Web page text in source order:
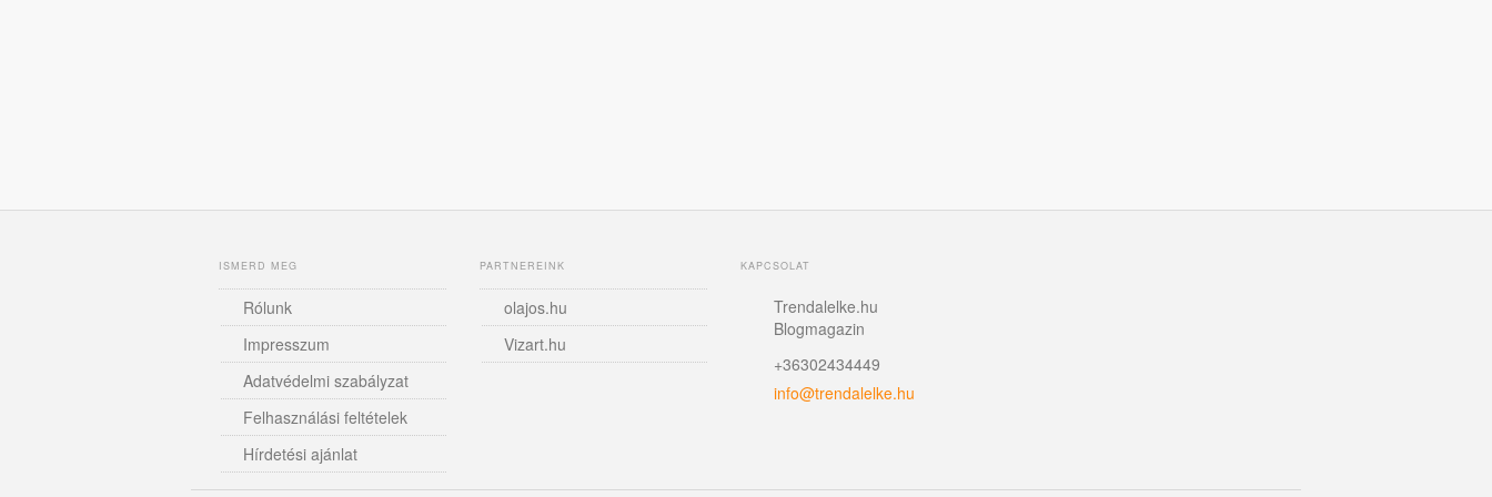
ISMERD MEG
Rólunk
Impresszum
Adatvédelmi szabályzat
Felhasználási feltételek
Hírdetési ajánlat
PARTNEREINK
olajos.hu
Vizart.hu
KAPCSOLAT
Trendalelke.hu
Blogmagazin
+36302434449
info@trendalelke.hu